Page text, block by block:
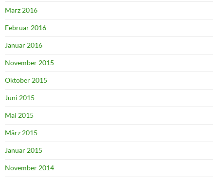
März 2016
Februar 2016
Januar 2016
November 2015
Oktober 2015
Juni 2015
Mai 2015
März 2015
Januar 2015
November 2014